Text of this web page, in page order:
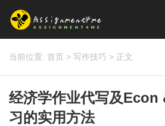
当前位置: 首页 > 写作技巧 > 正文
经济学作业代写及
习的实用方法